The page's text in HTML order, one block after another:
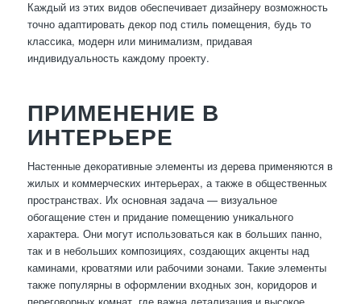
Каждый из этих видов обеспечивает дизайнеру возможность
точно адаптировать декор под стиль помещения, будь то
классика, модерн или минимализм, придавая
индивидуальность каждому проекту.
ПРИМЕНЕНИЕ В
ИНТЕРЬЕРЕ
Настенные декоративные элементы из дерева применяются в
жилых и коммерческих интерьерах, а также в общественных
пространствах. Их основная задача — визуальное
обогащение стен и придание помещению уникального
характера. Они могут использоваться как в больших панно,
так и в небольших композициях, создающих акценты над
каминами, кроватями или рабочими зонами. Такие элементы
также популярны в оформлении входных зон, коридоров и